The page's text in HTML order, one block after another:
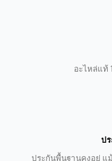
อะไหล่แท้
ป
ประกันพื้นฐานคงอยู่ แ